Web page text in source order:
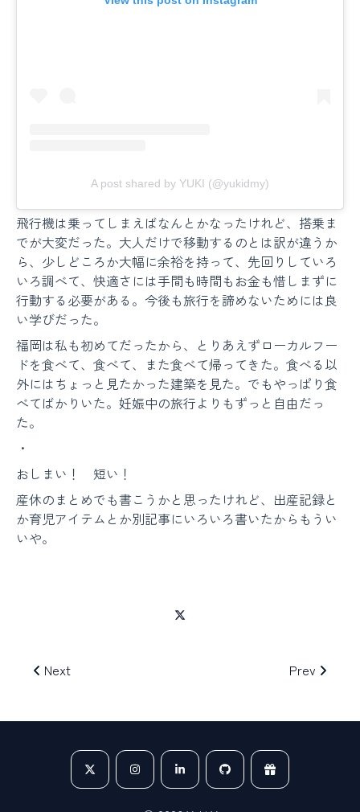
A post shared by YUKI (@yukidmy)
飛行機は乗ってしまえばなんとかなったけれど、搭乗ま
でが大変だった。大人だけで移動するのとは訳が違うか
ら、少しどころか大幅に余裕を持って、先回りしていろ
いろ調べて、快適さには手間も時間もお金も惜しまずに
行動する必要がある。今後も旅行を諦めないためには良
い学びだった。
福岡は私も初めてだったから、とりあえずローカルフー
ドを食べて、食べて、また食べて帰ってきた。食べる以
外にはちょっと見たかった建築を見た。でもやっぱり食
べてばかりいた。妊娠中の旅行よりもずっと自由だっ
た。
・
おしまい！ 短い！
産休のまとめでも書こうかと思ったけれど、出産記録と
か育児アイテムとか別記事にいろいろ書いたからもうい
いや。
Next Prev